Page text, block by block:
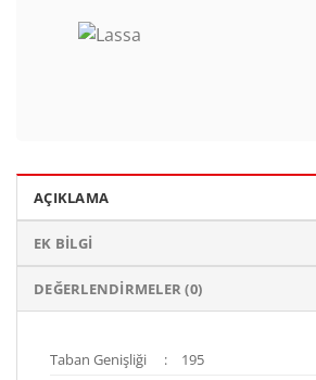
AÇIKLAMA
EK BILGI
DEĞERLENDIRMELER (0)
Taban Genişliği : 195